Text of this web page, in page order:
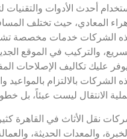
أحدث الأدوات
المعادي، حيث تختلف
الشركات خدمات مخصصة تشمل
والتركيب في الموقع
عليك تكاليف الإصلاحات
الشركات بالالتزام بالمواعيد
الانتقال ليست عبئاً، بل
نقل الأثاث في القاهرة
والمعدات الحديثة،